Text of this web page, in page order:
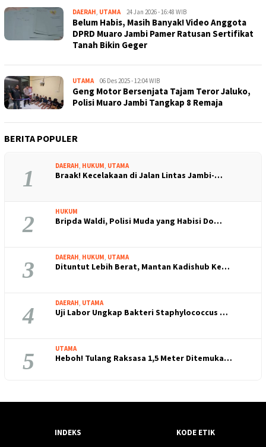
DAERAH, UTAMAKejar
Kabar
24 Jan 2026 - 16:48 WIB
Belum Habis, Masih Banyak! Video Anggota
DPRD Muaro Jambi Pamer Ratusan Sertifikat
Tanah Bikin Geger
UTAMAKejar
Kabar
06 Des 2025 - 12:04 WIB
Geng Motor Bersenjata Tajam Teror Jaluko,
Polisi Muaro Jambi Tangkap 8 Remaja
BERITA POPULER
1 DAERAH, HUKUM, UTAMA
Braak! Kecelakaan di Jalan Lintas Jambi-…
2 HUKUM
Bripda Waldi, Polisi Muda yang Habisi Do…
3 DAERAH, HUKUM, UTAMA
Dituntut Lebih Berat, Mantan Kadishub Ke…
4 DAERAH, UTAMA
Uji Labor Ungkap Bakteri Staphylococcus …
5 UTAMA
Heboh! Tulang Raksasa 1,5 Meter Ditemuka…
INDEKS
KODE ETIK